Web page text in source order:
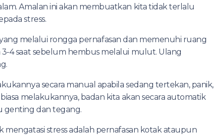
Amalan ini akan membuatkan kita tidak terlalu
stress.
yang melalui rongga pernafasan dan memenuhi ruang
4 saat sebelum hembus melalui mulut. Ulang
secara manual apabila sedang tertekan, panik,
melakukannya, badan kita akan secara automatik
genting dan tegang.
stress adalah pernafasan kotak ataupun